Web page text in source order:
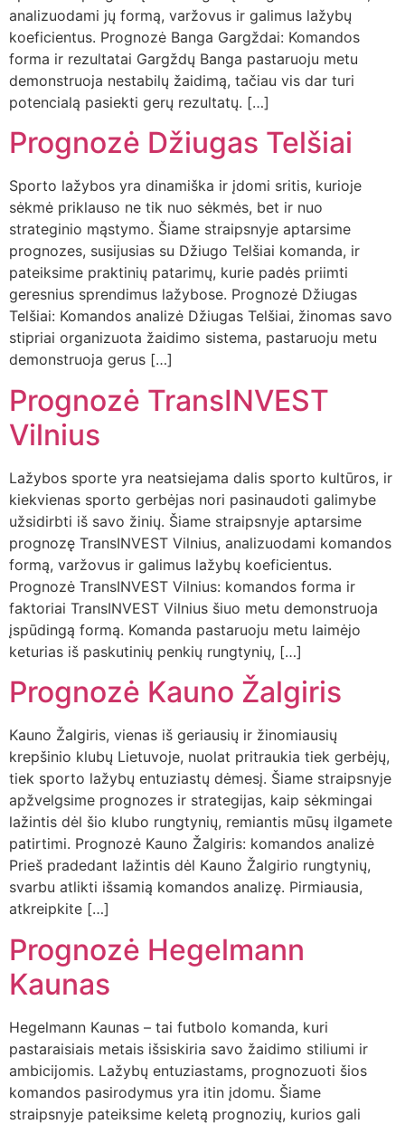
analizuodami jų formą, varžovus ir galimus lažybų
koeficientus. Prognozė Banga Gargždai: Komandos
forma ir rezultatai Gargždų Banga pastaruoju metu
demonstruoja nestabilų žaidimą, tačiau vis dar turi
potencialą pasiekti gerų rezultatų. […]
Prognozė Džiugas Telšiai
Sporto lažybos yra dinamiška ir įdomi sritis, kurioje
sėkmė priklauso ne tik nuo sėkmės, bet ir nuo
strateginio mąstymo. Šiame straipsnyje aptarsime
prognozes, susijusias su Džiugo Telšiai komanda, ir
pateiksime praktinių patarimų, kurie padės priimti
geresnius sprendimus lažybose. Prognozė Džiugas
Telšiai: Komandos analizė Džiugas Telšiai, žinomas savo
stipriai organizuota žaidimo sistema, pastaruoju metu
demonstruoja gerus […]
Prognozė TransINVEST
Vilnius
Lažybos sporte yra neatsiejama dalis sporto kultūros, ir
kiekvienas sporto gerbėjas nori pasinaudoti galimybe
užsidirbti iš savo žinių. Šiame straipsnyje aptarsime
prognozę TransINVEST Vilnius, analizuodami komandos
formą, varžovus ir galimus lažybų koeficientus.
Prognozė TransINVEST Vilnius: komandos forma ir
faktoriai TransINVEST Vilnius šiuo metu demonstruoja
įspūdingą formą. Komanda pastaruoju metu laimėjo
keturias iš paskutinių penkių rungtynių, […]
Prognozė Kauno Žalgiris
Kauno Žalgiris, vienas iš geriausių ir žinomiausių
krepšinio klubų Lietuvoje, nuolat pritraukia tiek gerbėjų,
tiek sporto lažybų entuziastų dėmesį. Šiame straipsnyje
apžvelgsime prognozes ir strategijas, kaip sėkmingai
lažintis dėl šio klubo rungtynių, remiantis mūsų ilgamete
patirtimi. Prognozė Kauno Žalgiris: komandos analizė
Prieš pradedant lažintis dėl Kauno Žalgirio rungtynių,
svarbu atlikti išsamią komandos analizę. Pirmiausia,
atkreipkite […]
Prognozė Hegelmann
Kaunas
Hegelmann Kaunas – tai futbolo komanda, kuri
pastaraisiais metais išsiskiria savo žaidimo stiliumi ir
ambicijomis. Lažybų entuziastams, prognozuoti šios
komandos pasirodymus yra itin įdomu. Šiame
straipsnyje pateiksime keletą prognozių, kurios gali